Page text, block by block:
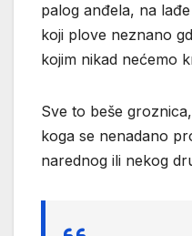
palog anđela, na
koji plove neznano
kojim nikad nećemo
Sve to beše
koga se nenadano
narednog ili nekog